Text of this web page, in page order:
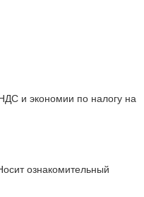
и экономии по налогу на
ознакомительный